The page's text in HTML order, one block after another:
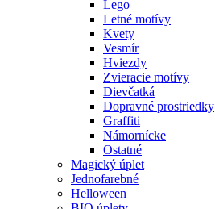
Lego
Letné motívy
Kvety
Vesmír
Hviezdy
Zvieracie motívy
Dievčatká
Dopravné prostriedky
Graffiti
Námornícke
Ostatné
Magický úplet
Jednofarebné
Helloween